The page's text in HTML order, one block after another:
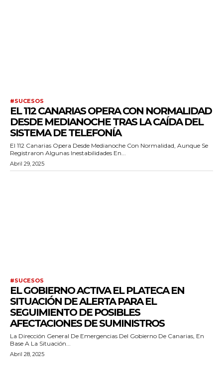
#SUCESOS
EL 112 CANARIAS OPERA CON NORMALIDAD
DESDE MEDIANOCHE TRAS LA CAÍDA DEL
SISTEMA DE TELEFONÍA
El 112 Canarias Opera Desde Medianoche Con Normalidad, Aunque Se
Registraron Algunas Inestabilidades En...
Abril 29, 2025
#SUCESOS
EL GOBIERNO ACTIVA EL PLATECA EN
SITUACIÓN DE ALERTA PARA EL
SEGUIMIENTO DE POSIBLES
AFECTACIONES DE SUMINISTROS
La Dirección General De Emergencias Del Gobierno De Canarias, En
Base A La Situación...
Abril 28, 2025